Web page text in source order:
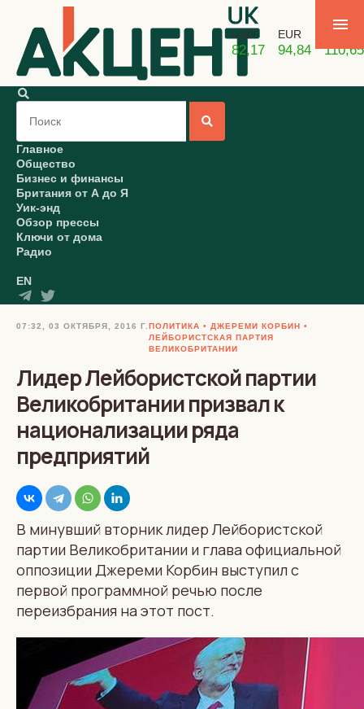
USD
82,17
EUR
94,84 110,65
Главное
Общество
Бизнес и финансы
Британия от А до Я
Уик-энд
Обзор прессы
Ключи от дома
Радио
EN
07:32, 03 ОКТЯБРЯ, 2016 Г. ПОЛИТИКА
ДЖЕРЕМИ КОРБИН
ЛЕЙБОРИСТСКАЯ ПАРТИЯ
ВЕЛИКОБРИТАНИИ
Лидер Лейбористской партии
Великобритании призвал к
национализации ряда
предприятий
В минувший вторник лидер Лейбористской
партии Великобритании и глава официальной
оппозиции Джереми Корбин выступил с
первой программной речью после
переизбрания на этот пост.